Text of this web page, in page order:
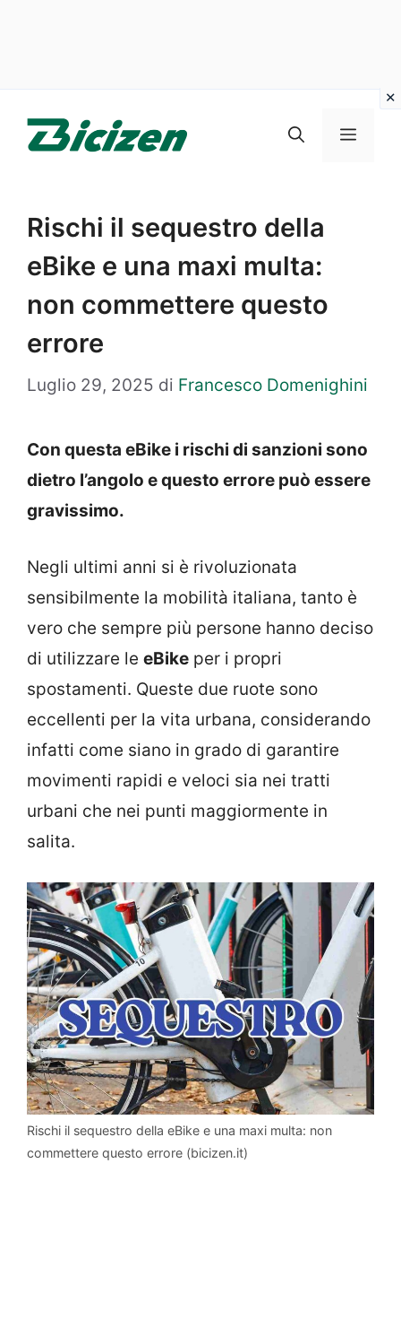
Menu
Rischi il sequestro della
eBike e una maxi multa:
non commettere questo
errore
Luglio 29, 2025 di Francesco Domenighini
Con questa eBike i rischi di sanzioni sono
dietro l’angolo e questo errore può essere
gravissimo.
Negli ultimi anni si è rivoluzionata
sensibilmente la mobilità italiana, tanto è
vero che sempre più persone hanno deciso
di utilizzare le eBike per i propri
spostamenti. Queste due ruote sono
eccellenti per la vita urbana, considerando
infatti come siano in grado di garantire
movimenti rapidi e veloci sia nei tratti
urbani che nei punti maggiormente in
salita.
Rischi il sequestro della eBike e una maxi multa: non
commettere questo errore (bicizen.it)